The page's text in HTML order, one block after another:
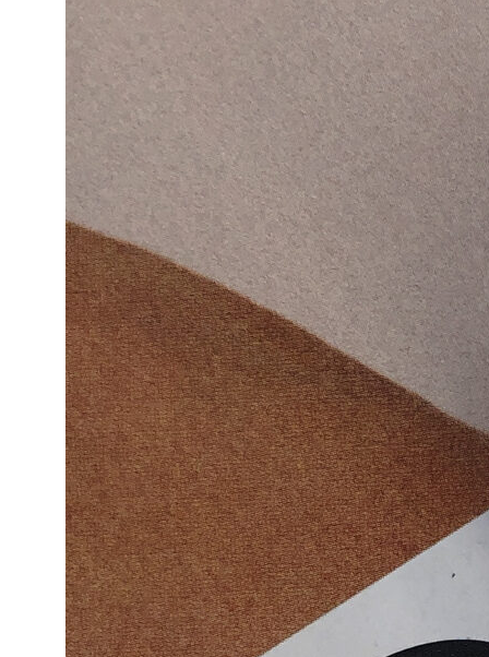
контакты
ИП МУТУГУЛЛИНА ГУЗЭЛЯ ШАМИЛЬЕВНА
ЧЕЧНЯ, ГРОЗНЫЙ
ОГРНИП 323112100007710
Написать в Whatsapp
CANDLE.LAB.TEAM@MAIL.RU